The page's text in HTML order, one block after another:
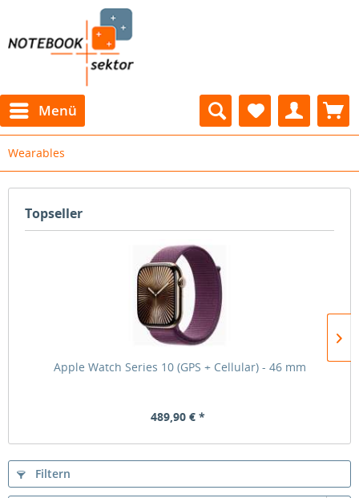
Menü
Wearables
Topseller
Apple Watch Series 10 (GPS + Cellular) - 46 mm
489,90 € *
Filtern